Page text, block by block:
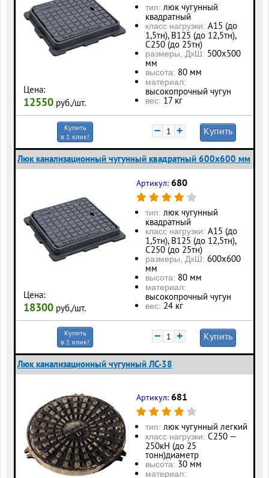
Цена:
12550 руб./шт.
тип: люк чугунный
квадратный
класс нагрузки: А15 (до
1,5тн), В125 (до 12,5тн),
С250 (до 25тн)
размеры, ДхШ: 500х500
мм
высота: 80 мм
материал:
высокопрочный чугун
вес: 17 кг
Купить
в 1 клик!
− + Купить
Люк канализационный чугунный квадратный 600х600 мм
Цена:
18300 руб./шт.
Артикул: 680
тип: люк чугунный
квадратный
класс нагрузки: А15 (до
1,5тн), В125 (до 12,5тн),
С250 (до 25тн)
размеры, ДхШ: 600х600
мм
высота: 80 мм
материал:
высокопрочный чугун
вес: 24 кг
Купить
в 1 клик!
− + Купить
Люк канализационный чугунный ЛС-38
Артикул: 681
тип: люк чугунный легкий
класс нагрузки: С250 —
250кН (до 25
тонн)диаметр
высота: 30 мм
материал: